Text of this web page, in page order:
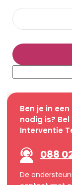
Ben je in
nodig is?
Interventie
088
De